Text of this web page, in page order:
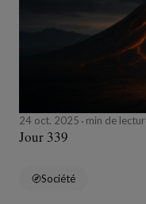
24 oct. 2025 min de
Jour 339
Société